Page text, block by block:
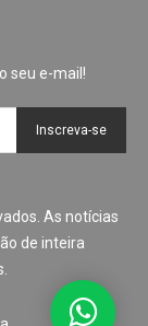
seu e-mail!
Inscreva-se
As notícias
de inteira